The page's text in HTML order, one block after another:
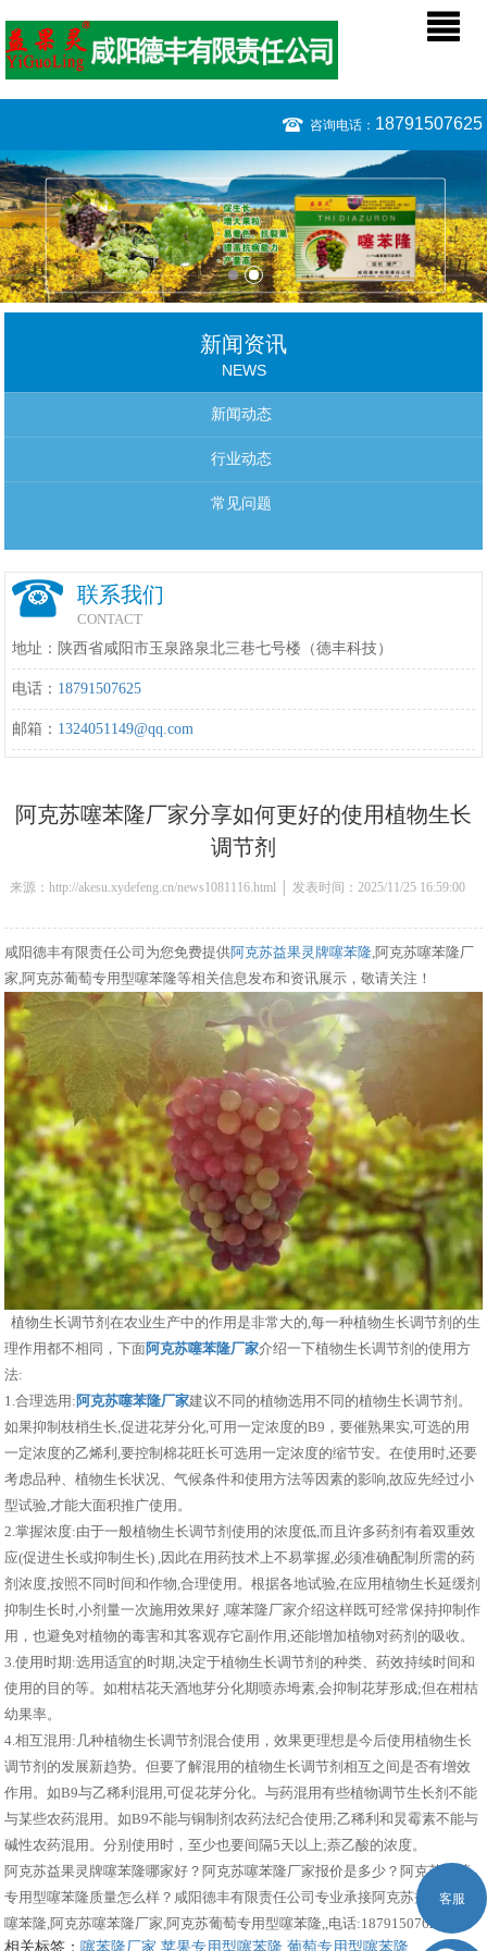
咨询电话： 18791507625
新闻资讯
NEWS
新闻动态
行业动态
常见问题
联系我们
CONTACT
地址：陕西省咸阳市玉泉路泉北三巷七号楼（德丰科技）
电话： 18791507625
邮箱： 1324051149@qq.com
阿克苏噻苯隆厂家分享如何更好的使用植物生长
调节剂
来源：http://akesu.xydefeng.cn/news1081116.html │ 发表时间：2025/11/25 16:59:00
咸阳德丰有限责任公司为您免费提供阿克苏益果灵牌噻苯隆,阿克苏噻苯隆厂
家,阿克苏葡萄专用型噻苯隆等相关信息发布和资讯展示，敬请关注！
植物生长调节剂在农业生产中的作用是非常大的,每一种植物生长调节剂的生
理作用都不相同，下面阿克苏噻苯隆厂家介绍一下植物生长调节剂的使用方
法:
1.合理选用:阿克苏噻苯隆厂家建议不同的植物选用不同的植物生长调节剂。
如果抑制枝梢生长,促进花芽分化,可用一定浓度的B9，要催熟果实,可选的用
一定浓度的乙烯利,要控制棉花旺长可选用一定浓度的缩节安。在使用时,还要
考虑品种、植物生长状况、气候条件和使用方法等因素的影响,故应先经过小
型试验,才能大面积推广使用。
2.掌握浓度:由于一般植物生长调节剂使用的浓度低,而且许多药剂有着双重效
应(促进生长或抑制生长) ,因此在用药技术上不易掌握,必须准确配制所需的药
剂浓度,按照不同时间和作物,合理使用。根据各地试验,在应用植物生长延缓剂
抑制生长时,小剂量一次施用效果好 ,噻苯隆厂家介绍这样既可经常保持抑制作
用，也避免对植物的毒害和其客观存它副作用,还能增加植物对药剂的吸收。
3.使用时期:选用适宜的时期,决定于植物生长调节剂的种类、药效持续时间和
使用的目的等。如柑桔花天酒地芽分化期喷赤坶素,会抑制花芽形成;但在柑桔
幼果率。
4.相互混用:几种植物生长调节剂混合使用，效果更理想是今后使用植物生长
调节剂的发展新趋势。但要了解混用的植物生长调节剂相互之间是否有增效
作用。如B9与乙稀利混用,可促花芽分化。与药混用有些植物调节生长剂不能
与某些农药混用。如B9不能与铜制剂农药法纪合使用;乙稀利和炅霉素不能与
碱性农药混用。分别使用时，至少也要间隔5天以上;萘乙酸的浓度。
阿克苏益果灵牌噻苯隆哪家好？阿克苏噻苯隆厂家报价是多少？阿克苏葡萄
专用型噻苯隆质量怎么样？咸阳德丰有限责任公司专业承接阿克苏益果灵牌
噻苯隆,阿克苏噻苯隆厂家,阿克苏葡萄专用型噻苯隆,,电话:18791507625
相关标签：噻苯隆厂家 ,苹果专用型噻苯隆 ,葡萄专用型噻苯隆
客服